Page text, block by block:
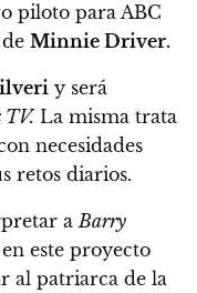
piloto para ABC
Minnie Driver.
y será
TV.La misma trata
necesidades
retos diarios.
aBarry
este proyecto
al patriarca de la